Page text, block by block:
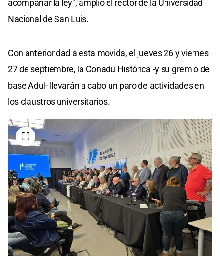
acompañar la ley", amplió el rector de la Universidad
Nacional de San Luis.
Con anterioridad a esta movida, el jueves 26 y viernes
27 de septiembre, la Conadu Histórica -y su gremio de
base Adul- llevarán a cabo un paro de actividades en
los claustros universitarios.